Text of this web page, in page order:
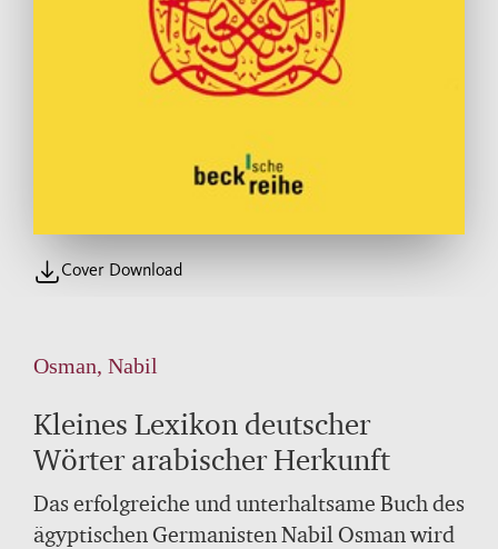
Cover Download
Osman, Nabil
Kleines Lexikon deutscher
Wörter arabischer Herkunft
Das erfolgreiche und unterhaltsame Buch des
ägyptischen Germanisten Nabil Osman wird